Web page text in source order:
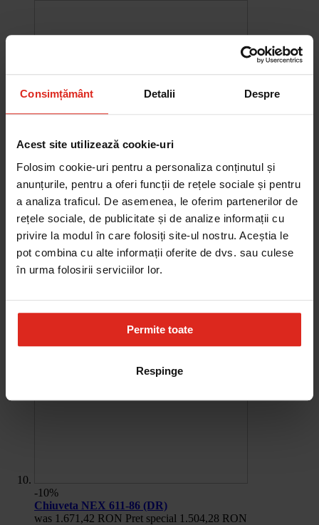
Consimțământ Detalii Despre
Acest site utilizează cookie-uri
Folosim cookie-uri pentru a personaliza conținutul și
anunțurile, pentru a oferi funcții de rețele sociale și pentru
a analiza traficul. De asemenea, le oferim partenerilor de
rețele sociale, de publicitate și de analize informații cu
privire la modul în care folosiți site-ul nostru. Aceștia le
pot combina cu alte informații oferite de dvs. sau culese
în urma folosirii serviciilor lor.
Permite toate
Respinge
-10%
Chiuveta Maris MRG 610-60
was 2.576,33 RON Pret special 2.318,70 RON
-10%
Chiuveta NEX 611-86 (DR)
was 1.671,42 RON Pret special 1.504,28 RON